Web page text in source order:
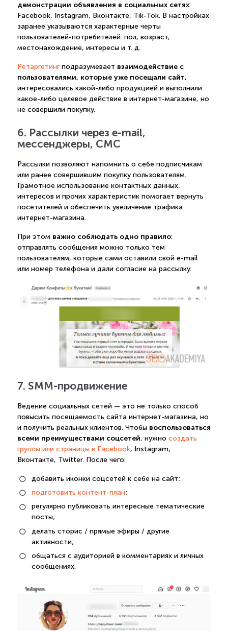
демонстрации объявления в социальных сетях:
Facebook, Instagram, Вконтакте, Tik-Tok. В настройках
заранее указываются характерные черты
пользователей-потребителей: пол, возраст,
местонахождение, интересы и т. д.
Ретаргетингподразумевает взаимодействие с
пользователями, которые уже посещали сайт,
интересовались какой-либо продукцией и выполнили
какое-либо целевое действие в интернет-магазине, но
не совершили покупку.
6. Рассылки через e-mail,
мессенджеры, СМС
Рассылки позволяют напомнить о себе подписчикам
или ранее совершившим покупку пользователям.
Грамотное использование контактных данных,
интересов и прочих характеристик помогает вернуть
посетителей и обеспечить увеличение трафика
интернет-магазина.
При этом важно соблюдать одно правило:
отправлять сообщения можно только тем
пользователям, которые сами оставили свой e-mail
или номер телефона и дали согласие на рассылку.
7. SMM-продвижение
Ведение социальных сетей — это не только способ
повысить посещаемость сайта интернет-магазина, но
и получить реальных клиентов. Чтобы воспользоваться
всеми преимуществами соцсетей, нужно создать
группы или страницы в Facebook, Instagram,
Вконтакте, Twitter. После чего:
добавить иконки соцсетей к себе на сайт;
подготовить контент-план;
регулярно публиковать интересные тематические
посты;
делать сторис / прямые эфиры / другие
активности;
общаться с аудиторией в комментариях и личных
сообщениях.